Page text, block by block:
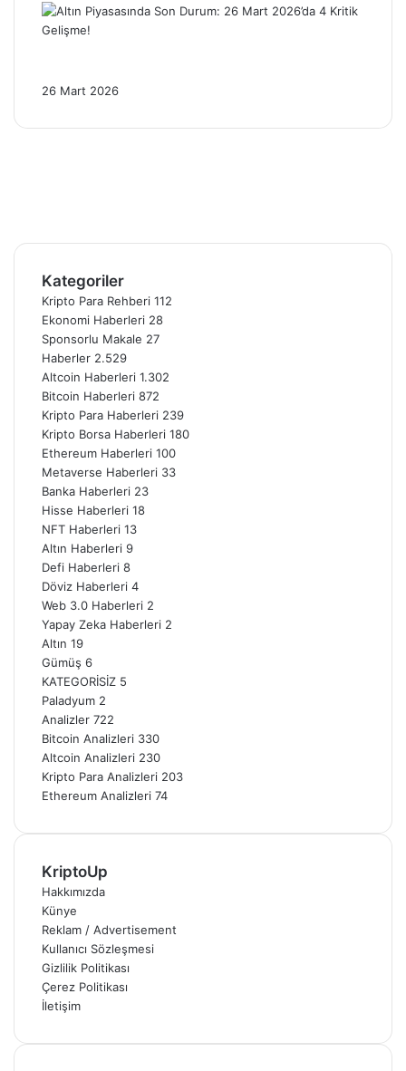
26 Mart 2026
Kategoriler
Kripto Para Rehberi 112
Ekonomi Haberleri 28
Sponsorlu Makale 27
Haberler 2.529
Altcoin Haberleri 1.302
Bitcoin Haberleri 872
Kripto Para Haberleri 239
Kripto Borsa Haberleri 180
Ethereum Haberleri 100
Metaverse Haberleri 33
Banka Haberleri 23
Hisse Haberleri 18
NFT Haberleri 13
Altın Haberleri 9
Defi Haberleri 8
Döviz Haberleri 4
Web 3.0 Haberleri 2
Yapay Zeka Haberleri 2
Altın 19
Gümüş 6
KATEGORİSİZ 5
Paladyum 2
Analizler 722
Bitcoin Analizleri 330
Altcoin Analizleri 230
Kripto Para Analizleri 203
Ethereum Analizleri 74
KriptoUp
Hakkımızda
Künye
Reklam / Advertisement
Kullanıcı Sözleşmesi
Gizlilik Politikası
Çerez Politikası
İletişim